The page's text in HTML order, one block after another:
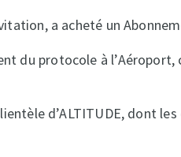
a acheté un
du protocole à l’Aéroport,
d’ALTITUDE, dont